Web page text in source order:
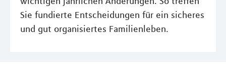
Sie fundierte Entscheidungen für ein sicheres
und gut organisiertes Familienleben.